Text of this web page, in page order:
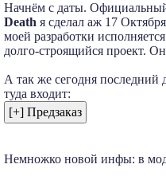
Начнём с даты.
Death я сделал аж 17
моей разработки исполняется
долго-строящийся проект.
А так же сегодня последний
туда входит:
Немножко новой инфы: в